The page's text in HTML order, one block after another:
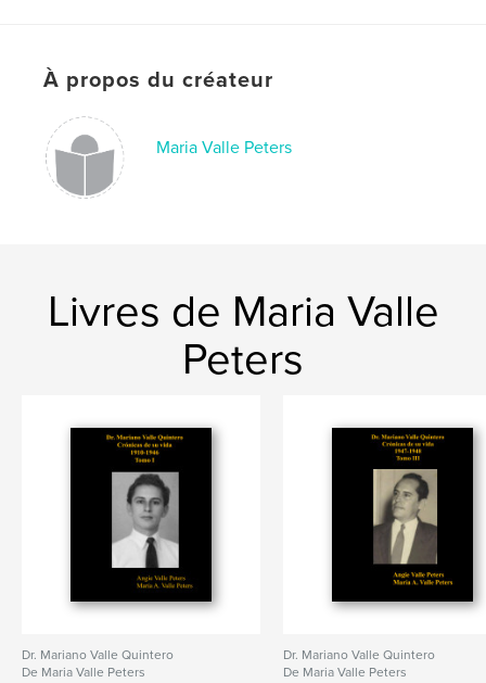
ISBN
Couverture souple: 9781714994113
Date de publication:
LangueSpanish
À propos du créateur
Maria Valle Peters
Livres de Maria Valle
Peters
Dr. Mariano Valle Quintero
De Maria Valle Peters
Dr. Mariano Valle Quintero
De Maria Valle Peters